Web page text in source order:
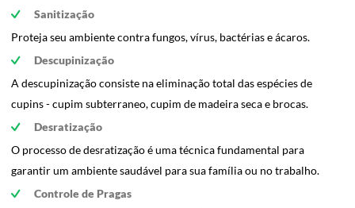
Sanitização
Proteja seu ambiente contra fungos, vírus, bactérias e ácaros.
Descupinização
A descupinização consiste na eliminação total das espécies de
cupins - cupim subterraneo, cupim de madeira seca e brocas.
Desratização
O processo de desratização é uma técnica fundamental para
garantir um ambiente saudável para sua família ou no trabalho.
Controle de Pragas